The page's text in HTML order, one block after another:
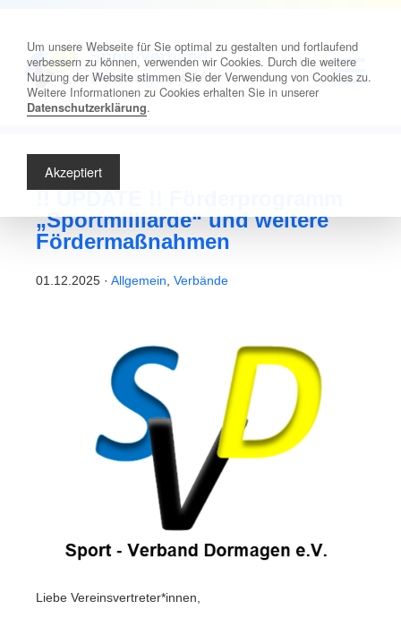
Sport-Verband
Dormagene.V.
!! UPDATE !! Förderprogramm
„Sportmilliarde“ und weitere
Fördermaßnahmen
01.12.2025 · Allgemein Verbände
Liebe Vereinsvertreter*innen,
Um unsere Webseite für Sie optimal zu gestalten und fortlaufend
verbessern zu können, verwenden wir Cookies. Durch die weitere
Nutzung der Website stimmen Sie der Verwendung von Cookies zu.
Weitere Informationen zu Cookies erhalten Sie in unserer
Datenschutzerklärung.
Akzeptiert